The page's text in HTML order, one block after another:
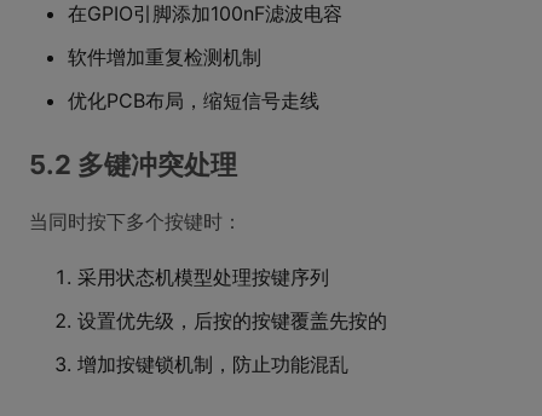
在GPIO引脚添加100nF滤波电容
软件增加重复检测机制
优化PCB布局，缩短信号走线
5.2 多键冲突处理
当同时按下多个按键时：
采用状态机模型处理按键序列
设置优先级，后按的按键覆盖先按的
增加按键锁机制，防止功能混乱